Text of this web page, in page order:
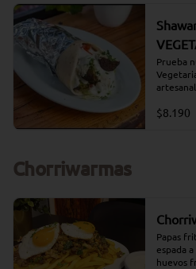
Prueba
queso y
$8.190
Chorriwarmas
Papas
espada
huevos